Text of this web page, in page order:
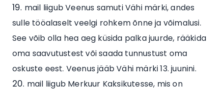
mail liigub Veenus samuti Vähi märki, andes
sulle tööalaselt veelgi rohkem õnne ja võimalusi.
See võib olla hea aeg küsida palka juurde, rääkida
oma saavutustest või saada tunnustust oma
oskuste eest. Veenus jääb Vähi märki 13. juunini.
mail liigub Merkuur Kaksikutesse, mis on